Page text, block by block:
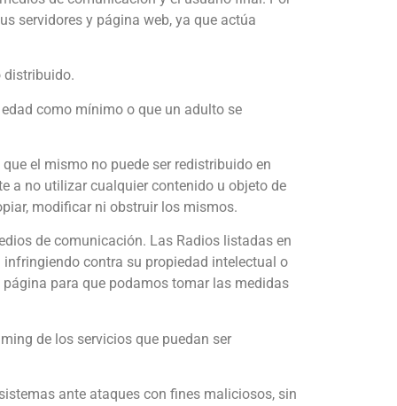
servidores y página web, ya que actúa
distribuido.
como mínimo o que un adulto se
el mismo no puede ser redistribuido en
a no utilizar cualquier contenido u objeto de
modificar ni obstruir los mismos.
de comunicación. Las Radios listadas en
infringiendo contra su propiedad intelectual o
para que podamos tomar las medidas
de los servicios que puedan ser
ante ataques con fines maliciosos, sin